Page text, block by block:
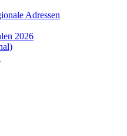
Adressen
2026